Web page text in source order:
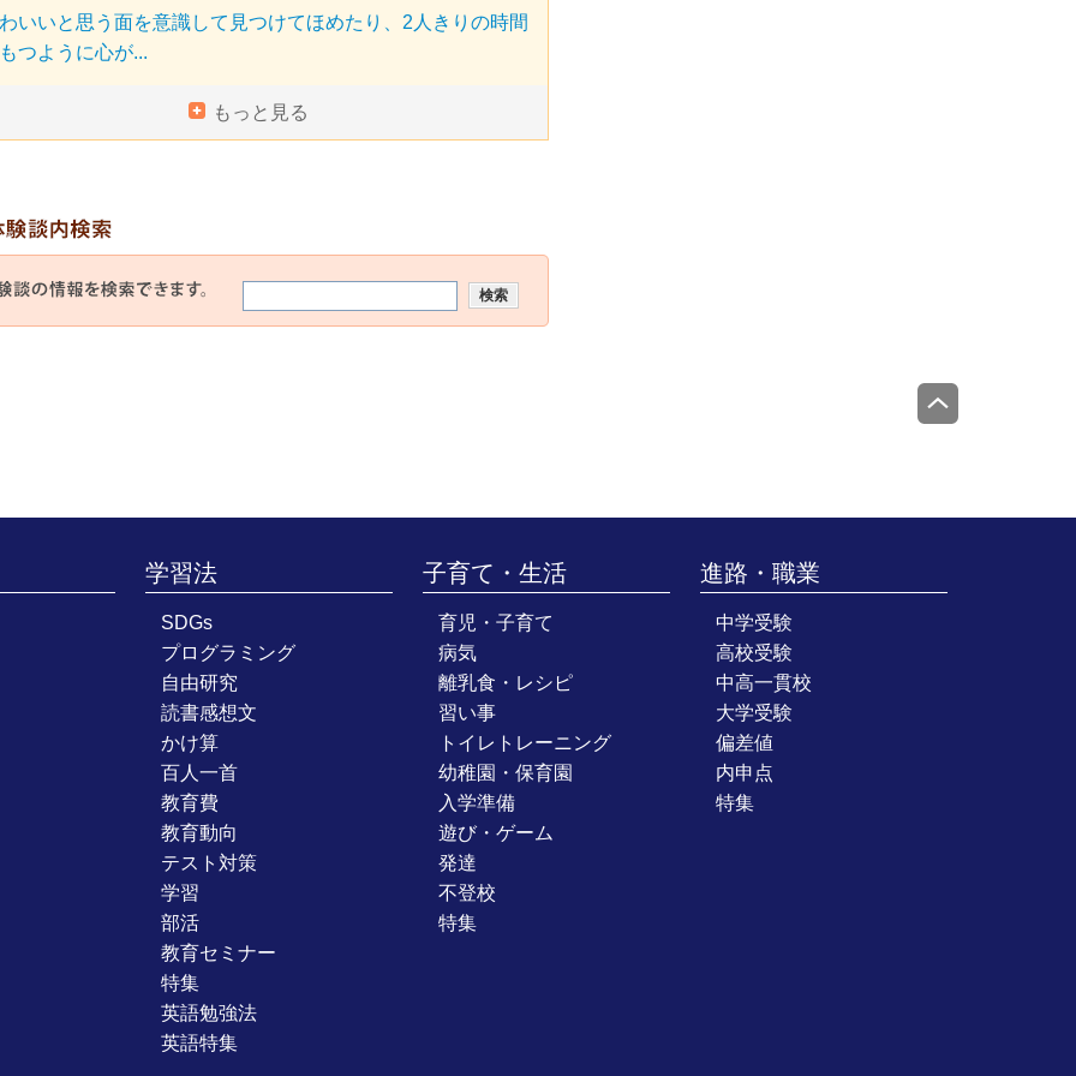
いいと思う面を意識して見つけてほめたり、2人きりの時間
つように心が...
もっと見る
学習法
SDGs
プログラミング
自由研究
読書感想文
かけ算
百人一首
教育費
教育動向
テスト対策
学習
部活
教育セミナー
特集
英語勉強法
英語特集
子育て・生活
育児・子育て
病気
離乳食・レシピ
習い事
トイレトレーニング
幼稚園・保育園
入学準備
遊び・ゲーム
発達
不登校
特集
進路・職業
中学受験
高校受験
中高一貫校
大学受験
偏差値
内申点
特集